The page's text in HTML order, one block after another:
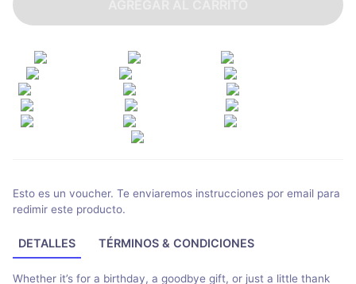
Esto es un voucher. Te enviaremos instrucciones por email para
redimir este producto.
DETALLES TÉRMINOS & CONDICIONES
Whether it’s for a birthday, a goodbye gift, or just a little thank